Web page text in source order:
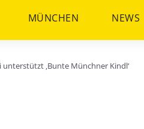
MÜNCHEN NEWS
unterstützt ‚Bunte Münchner Kindl‘